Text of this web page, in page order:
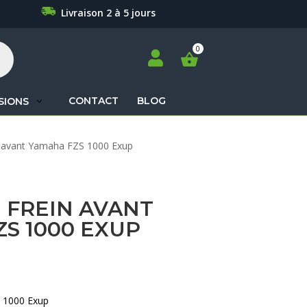
Livraison 2 à 5 jours

CONTACT BLOG
de
produits
Yamaha FZS 1000 Exup
AVANT
1000 EXUP
Exup